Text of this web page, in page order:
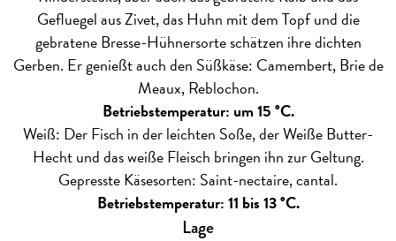
Gefluegel aus Zivet, das Huhn mit dem Topf und die
gebratene Bresse-Hühnersorte schätzen ihre dichten
Gerben. Er genießt auch den Süßkäse: Camembert, Brie de
Meaux, Reblochon.
Betriebstemperatur: um 15 °C.
Weiß: Der Fisch in der leichten Soße, der Weiße Butter-
Hecht und das weiße Fleisch bringen ihn zur Geltung.
Gepresste Käsesorten: Saint-nectaire, cantal.
Betriebstemperatur: 11 bis 13 °C.
Lage